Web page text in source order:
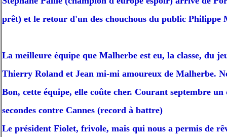
prêt) et le retour d'un des chouchous du public Philippe
La meilleure équipe que Malherbe est eu, la classe, du
Thierry Roland et Jean mi-mi amoureux de Malherbe.
Bon, cette équipe, elle coûte cher. Courant septembre
secondes contre Cannes (record à battre)
Le président Fiolet, frivole, mais qui nous a permis de